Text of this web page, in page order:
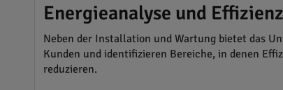
Energieanalyse und
Neben der Installation und Wartung bietet das
Kunden und identifizieren Bereiche, in denen
reduzieren.